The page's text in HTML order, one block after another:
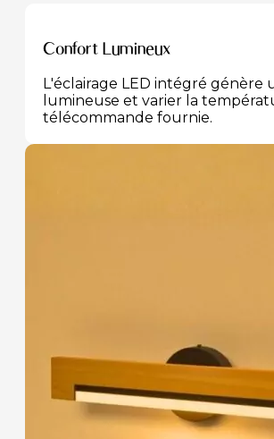
Confort Lumineux
L'éclairage LED intégré
lumineuse et varier la
télécommande fournie.